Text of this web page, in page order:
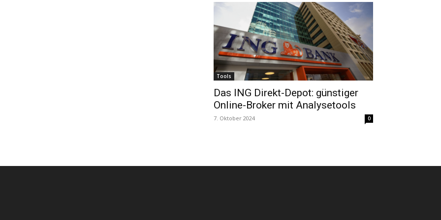
Tools
Das ING Direkt-Depot: günstiger
Online-Broker mit Analysetools
7. Oktober 2024 0